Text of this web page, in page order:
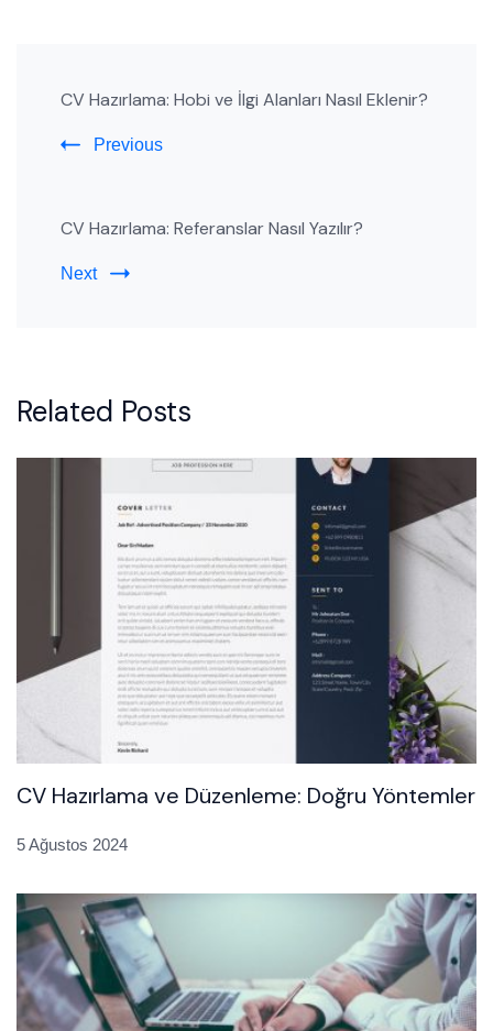
Navigation
CV Hazırlama: Hobi ve İlgi Alanları Nasıl Eklenir?
Previous
CV Hazırlama: Referanslar Nasıl Yazılır?
Next
Related Posts
CV Hazırlama ve Düzenleme: Doğru Yöntemler
5 Ağustos 2024